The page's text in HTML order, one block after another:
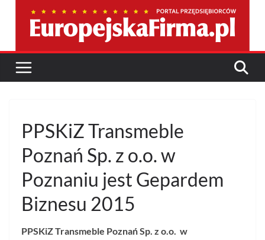
PPSKiZ Transmeble
Poznań Sp. z o.o. w
Poznaniu jest Gepardem
Biznesu 2015
PPSKiZ Transmeble Poznań Sp. z o.o. w